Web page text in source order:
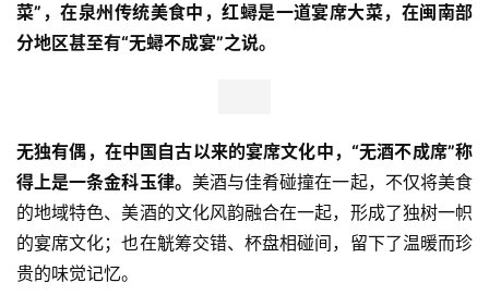
菜”，在泉州传统美食中，红蟳是一道宴席大菜，在闽南部
分地区甚至有“无蟳不成宴”之说。
无独有偶，在中国自古以来的宴席文化中，“无酒不成席”称
得上是一条金科玉律。 美酒与佳肴碰撞在一起，不仅将美食
的地域特色、美酒的文化风韵融合在一起，形成了独树一帜
的宴席文化；也在觥筹交错、杯盘相碰间，留下了温暖而珍
贵的味觉记忆。